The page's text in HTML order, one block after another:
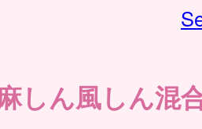
しん風しん混